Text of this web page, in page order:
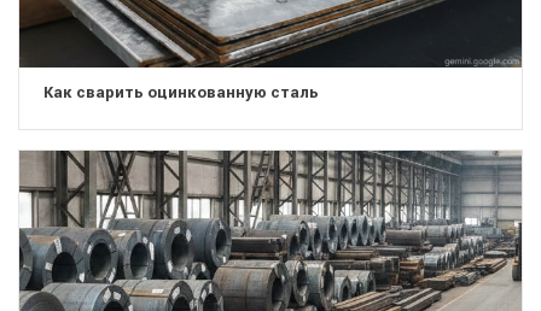
Как сварить оцинкованную сталь